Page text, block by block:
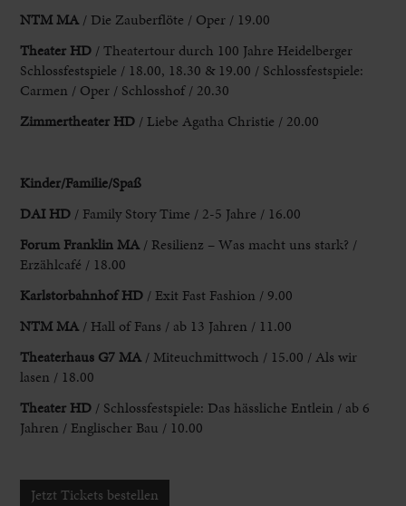
NTM MA / Die Zauberflöte / Oper / 19.00
Theater HD / Theatertour durch 100 Jahre Heidelberger
Schlossfestspiele / 18.00, 18.30 & 19.00 / Schlossfestspiele:
Carmen / Oper / Schlosshof / 20.30
Zimmertheater HD / Liebe Agatha Christie / 20.00
Kinder/Familie/Spaß
DAI HD / Family Story Time / 2-5 Jahre / 16.00
Forum Franklin MA / Resilienz – Was macht uns stark? /
Erzählcafé / 18.00
Karlstorbahnhof HD / Exit Fast Fashion / 9.00
NTM MA / Hall ofFans / ab 13 Jahren / 11.00
Theaterhaus G7 MA / Miteuchmittwoch / 15.00 / Als wir
lasen / 18.00
Theater HD / Schlossfestspiele: Das hässliche Entlein / ab 6
Jahren / Englischer Bau / 10.00
Jetzt Tickets bestellen